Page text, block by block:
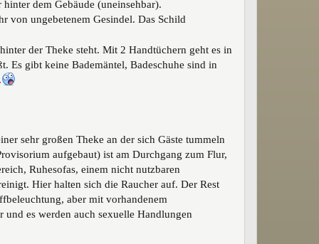
dem Gebäude (uneinsehbar).
von ungebetenem Gesindel. Das Schild
der Theke steht. Mit 2 Handtüchern geht es in
Es gibt keine Bademäntel, Badeschuhe sind in
sehr großen Theke an der sich Gäste tummeln
aufgebaut) ist am Durchgang zum Flur,
Ruhesofas, einem nicht nutzbaren
Hier halten sich die Raucher auf. Der Rest
aber mit vorhandenem
es werden auch sexuelle Handlungen